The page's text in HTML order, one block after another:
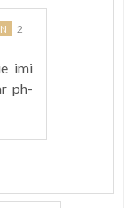
2
imi
ph-